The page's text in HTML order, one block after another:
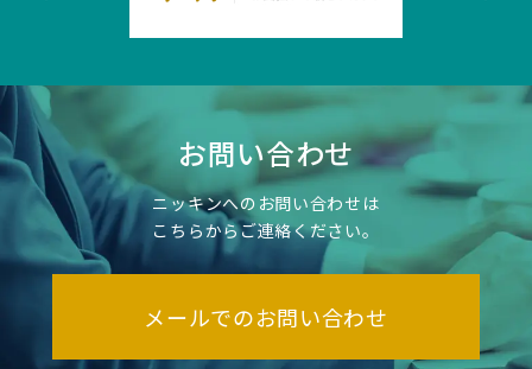
お問い合わせ
ニッキンへのお問い合わせは
こちらからご連絡ください。
メールでのお問い合わせ